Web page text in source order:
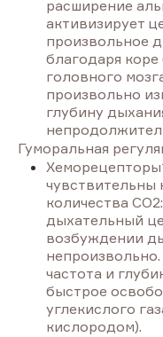
расширение
активизирует
произвольное
благодаря
головного
произвольно
глубину
Гуморальная
чувствительны
количества
дыхательный
возбуждении
частота и
быстрое
углекислого
кислородом).